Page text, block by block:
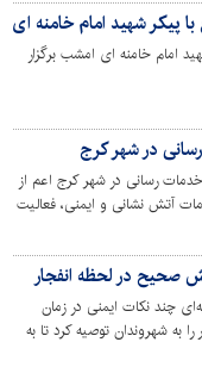
پیکر شهید امام خامنه ای
امام خامنه ای امشب برگزار
در شهر کرج
رسانی در شهر کرج اعم از
آتش نشانی و ایمنی، فعالیت
تاکسیرانی و اتوبوسرانی و
و برقرار بوده و هیچ خللی در جهت
و حتی با سخت تر شدن
شده است.
صحیح در لحظه انفجار
چند نکات ایمنی در زمان
به شهروندان توصیه کرد تا به